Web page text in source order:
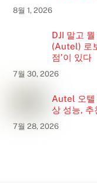
8월 1, 2026
DJI 말고
(Autel) 로
점’이 있다
7월 30, 2026
Autel 오텔
상 성능, 추
7월 28, 2026